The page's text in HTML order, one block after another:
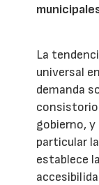
La
universal
demanda
gobierno,
particular
establece